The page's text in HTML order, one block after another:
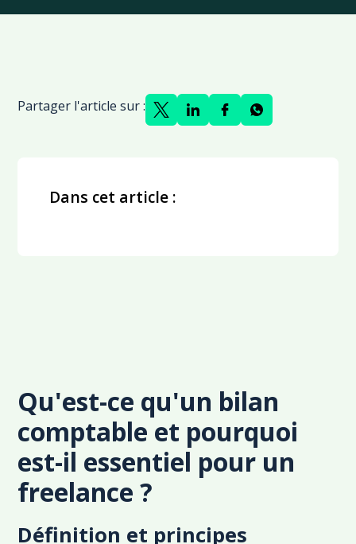
Dans cet article :
Qu'est-ce qu'un bilan
comptable et pourquoi
est-il essentiel pour un
freelance ?
Définition et principes
Partager l'article sur :